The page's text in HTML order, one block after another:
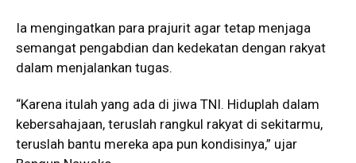
Ia mengingatkan para prajurit agar tetap menjaga
semangat pengabdian dan kedekatan dengan rakyat
dalam menjalankan tugas.
“Karena itulah yang ada di jiwa TNI. Hiduplah dalam
kebersahajaan, teruslah rangkul rakyat di sekitarmu,
teruslah bantu mereka apa pun kondisinya,” ujar